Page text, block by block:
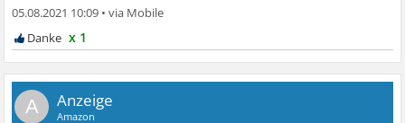
05.08.2021 10:09 •
x 1
A